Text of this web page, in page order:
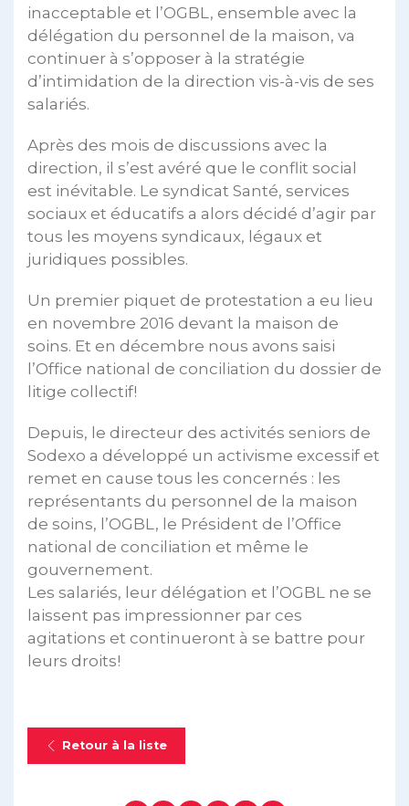
inacceptable et l’OGBL, ensemble avec la
délégation du personnel de la maison, va
continuer à s’opposer à la stratégie
d’intimidation de la direction vis-à-vis de ses
salariés.
Après des mois de discussions avec la
direction, il s’est avéré que le conflit social
est inévitable. Le syndicat Santé, services
sociaux et éducatifs a alors décidé d’agir par
tous les moyens syndicaux, légaux et
juridiques possibles.
Un premier piquet de protestation a eu lieu
en novembre 2016 devant la maison de
soins. Et en décembre nous avons saisi
l’Office national de conciliation du dossier de
litige collectif!
Depuis, le directeur des activités seniors de
Sodexo a développé un activisme excessif et
remet en cause tous les concernés : les
représentants du personnel de la maison
de soins, l’OGBL, le Président de l’Office
national de conciliation et même le
gouvernement.
Les salariés, leur délégation et l’OGBL ne se
laissent pas impressionner par ces
agitations et continueront à se battre pour
leurs droits!
Retour à la liste